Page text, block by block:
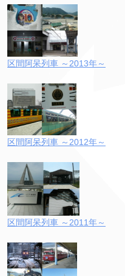
区間阿呆列車 ～2013年～
区間阿呆列車 ～2012年～
区間阿呆列車 ～2011年～